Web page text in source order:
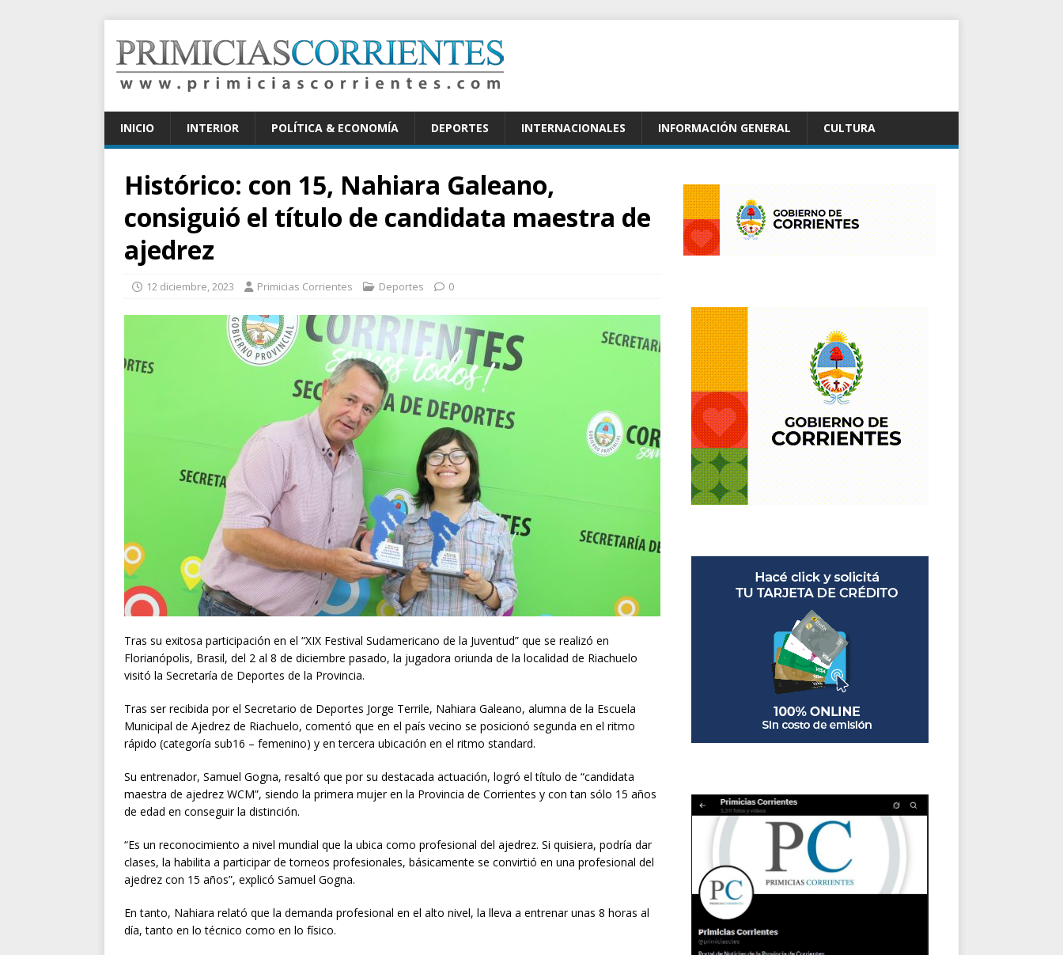
INICIO INTERIOR POLÍTICA & ECONOMÍA DEPORTES INTERNACIONALES INFORMACIÓN GENERAL CULTURA
Histórico: con 15, Nahiara Galeano,
consiguió el título de candidata maestra de
ajedrez
12 diciembre, 2023 Primicias Corrientes Deportes 0
Tras su exitosa participación en el “XIX Festival Sudamericano de la Juventud” que se realizó en
Florianópolis, Brasil, del 2 al 8 de diciembre pasado, la jugadora oriunda de la localidad de Riachuelo
visitó la Secretaría de Deportes de la Provincia.
Tras ser recibida por el Secretario de Deportes Jorge Terrile, Nahiara Galeano, alumna de la Escuela
Municipal de Ajedrez de Riachuelo, comentó que en el país vecino se posicionó segunda en el ritmo
rápido (categoría sub16 – femenino) y en tercera ubicación en el ritmo standard.
Su entrenador, Samuel Gogna, resaltó que por su destacada actuación, logró el título de “candidata
maestra de ajedrez WCM”, siendo la primera mujer en la Provincia de Corrientes y con tan sólo 15 años
de edad en conseguir la distinción.
“Es un reconocimiento a nivel mundial que la ubica como profesional del ajedrez. Si quisiera, podría dar
clases, la habilita a participar de torneos profesionales, básicamente se convirtió en una profesional del
ajedrez con 15 años”, explicó Samuel Gogna.
En tanto, Nahiara relató que la demanda profesional en el alto nivel, la lleva a entrenar unas 8 horas al
día, tanto en lo técnico como en lo físico.